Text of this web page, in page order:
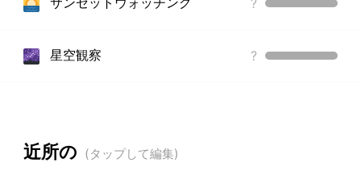
?
星空観察 ?
近所の